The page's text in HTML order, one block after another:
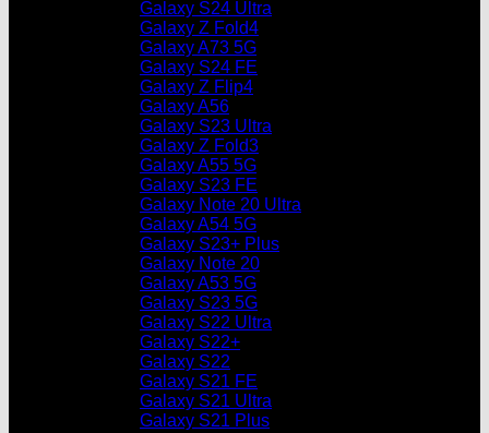
Galaxy S24 Ultra
Galaxy Z Fold4
Galaxy A73 5G
Galaxy S24 FE
Galaxy Z Flip4
Galaxy A56
Galaxy S23 Ultra
Galaxy Z Fold3
Galaxy A55 5G
Galaxy S23 FE
Galaxy Note 20 Ultra
Galaxy A54 5G
Galaxy S23+ Plus
Galaxy Note 20
Galaxy A53 5G
Galaxy S23 5G
Galaxy S22 Ultra
Galaxy S22+
Galaxy S22
Galaxy S21 FE
Galaxy S21 Ultra
Galaxy S21 Plus